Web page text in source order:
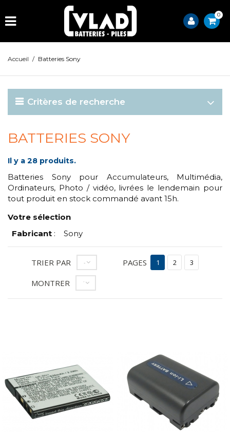
0
Accueil / Batteries Sony
Critères de recherche
BATTERIES SONY
Il y a 28 produits.
Batteries Sony pour Accumulateurs, Multimédia,
Ordinateurs, Photo / vidéo, livrées le lendemain pour
tout produit en stock commandé avant 15h.
Votre sélection
Fabricant : Sony
TRIER PAR --
MONTRER 12
PAGES 1 2 3